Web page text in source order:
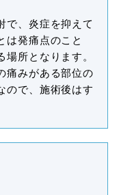
で、炎症を抑えて
は発痛点のこと
所となります。
痛みがある部位の
ので、施術後はす